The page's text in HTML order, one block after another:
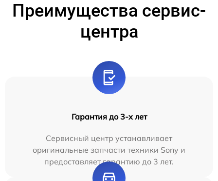
Преимущества сервис-
центра
Гарантия до 3-х лет
Сервисный центр устанавливает
оригинальные запчасти техники Sony и
предоставляет гарантию до 3 лет.